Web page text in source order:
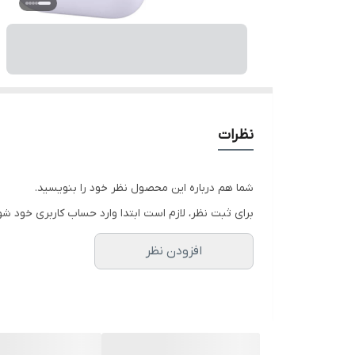
نظرات
شما هم درباره این محصول نظر خود را بنویسید.
برای ثبت نظر، لازم است ابتدا وارد حساب کاربری خود
افزودن نظر